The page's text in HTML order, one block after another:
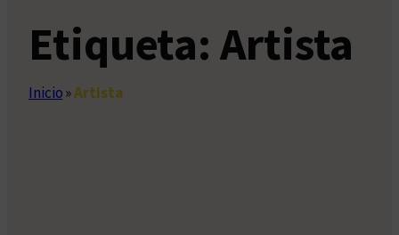
Etiqueta: Artista
Inicio»Artista